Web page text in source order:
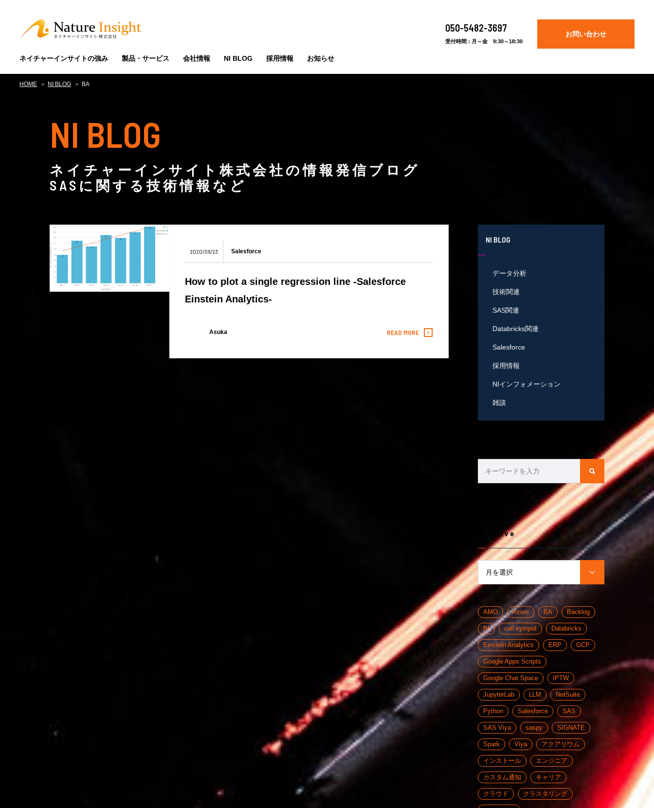
050-5482-3697
受付時間 : 月～金 9:30～18:30
お問い合わせ
ネイチャーインサイトの強み 製品・サービス 会社情報 NI BLOG 採用情報 お知らせ
HOME NI BLOG BA
NI BLOG
ネイチャーインサイト株式会社の情報発信ブログ
SASに関する技術情報など
2020/06/23 Salesforce
How to plot a single regression line -Salesforce
Einstein Analytics-
Asuka READ MORE
NI BLOG
データ分析
技術関連
SAS関連
Databricks関連
Salesforce
採用情報
NIインフォメーション
雑談
Archive
月を選択
AMO Azure BA Backlog
BI call symput Databricks
Einstein Analytics ERP GCP
Google Apps Scripts
Google Chat Space IPTW
JupyterLab LLM NetSuite
Python Salesforce SAS
SAS Viya saspy SIGNATE
Spark Viya アクアリウム
インストール エンジニア
カスタム通知 キャリア
クラウド クラスタリング